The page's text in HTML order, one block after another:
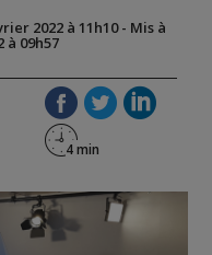
2022 à 11h10- Mis à
à 09h57